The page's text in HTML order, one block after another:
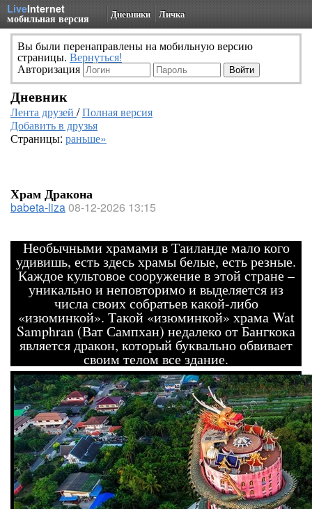
LiveInternet
мобильная версия Дневники Личка
Вы были перенаправлены на мобильную версию
страницы. Вернуться!
Авторизация
Дневник
Лента друзей /Полная версия
Добавить в друзья
Страницы: раньше»
Храм Дракона
babeta-liza08-12-2026 13:15
Необычными храмами в Таиланде мало кого
удивишь, есть здесь храмы белые, есть резные.
Каждое культовое сооружение в этой стране –
уникально и неповторимо и выделяется из
числа своих собратьев какой-либо
«изюминкой». Такой «изюминкой» храма Wat
Samphran (Ват Сампхан) недалеко от Бангкока
является дракон, который буквально обвивает
своим телом все здание.